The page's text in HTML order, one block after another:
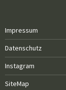
Impressum
Datenschutz
Instagram
SiteMap